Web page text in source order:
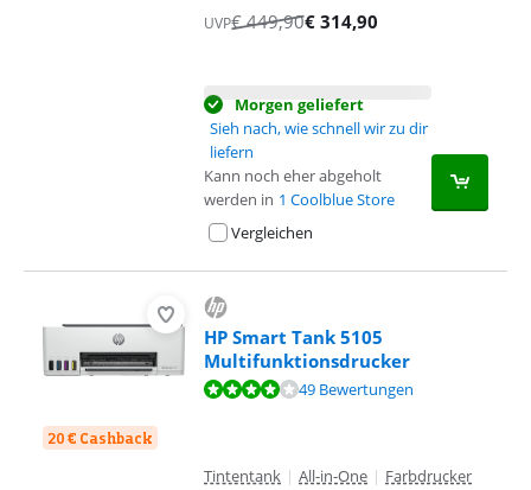
UVP€449,90€ 314,90
Morgen geliefert
Sieh nach, wie schnell wir zu dir
liefern
Kann noch eher abgeholt
werden in 1 Coolblue Store
Vergleichen
20 € Cashback
HP Smart Tank 5105
Multifunktionsdrucker
Bewertet mit 8,3 von 10, basierend auf 49 Bewertungen.
49 Bewertungen
Tintentank | All-in-One | Farbdrucker